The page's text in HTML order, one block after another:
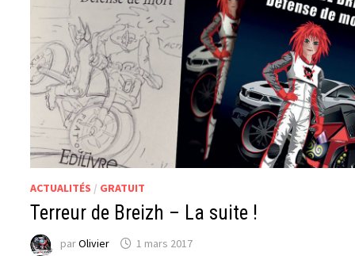
ACTUALITÉS / GRATUIT
Terreur de Breizh – La suite !
parOlivier 1 mars 2017